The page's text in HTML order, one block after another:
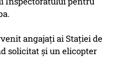
angajaţi ai Staţiei de
solicitat şi un elicopter